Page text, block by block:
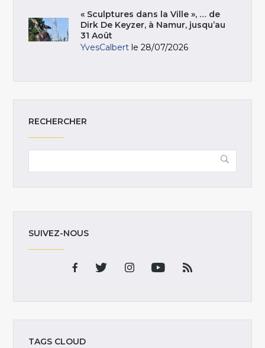
« Sculptures dans la Ville », … de
Dirk De Keyzer, à Namur, jusqu’au
31 Août
YvesCalbert le 28/07/2026
RECHERCHER
SUIVEZ-NOUS
TAGS CLOUD